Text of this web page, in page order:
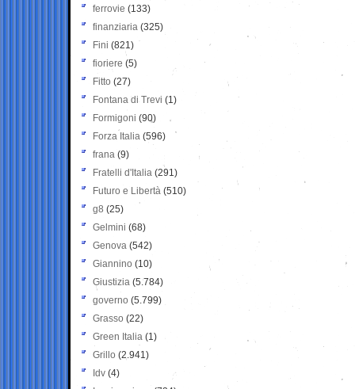
ferrovie (133)
finanziaria (325)
Fini (821)
fioriere (5)
Fitto (27)
Fontana di Trevi (1)
Formigoni (90)
Forza Italia (596)
frana (9)
Fratelli d'Italia (291)
Futuro e Libertà (510)
g8 (25)
Gelmini (68)
Genova (542)
Giannino (10)
Giustizia (5.784)
governo (5.799)
Grasso (22)
Green Italia (1)
Grillo (2.941)
Idv (4)